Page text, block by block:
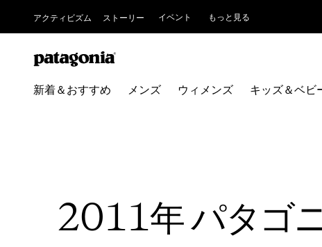
アクティビズム ストーリー イベント もっと見る
新着＆おすすめ メンズ ウィメンズ キッズ＆ベビ
2011年 パタゴ